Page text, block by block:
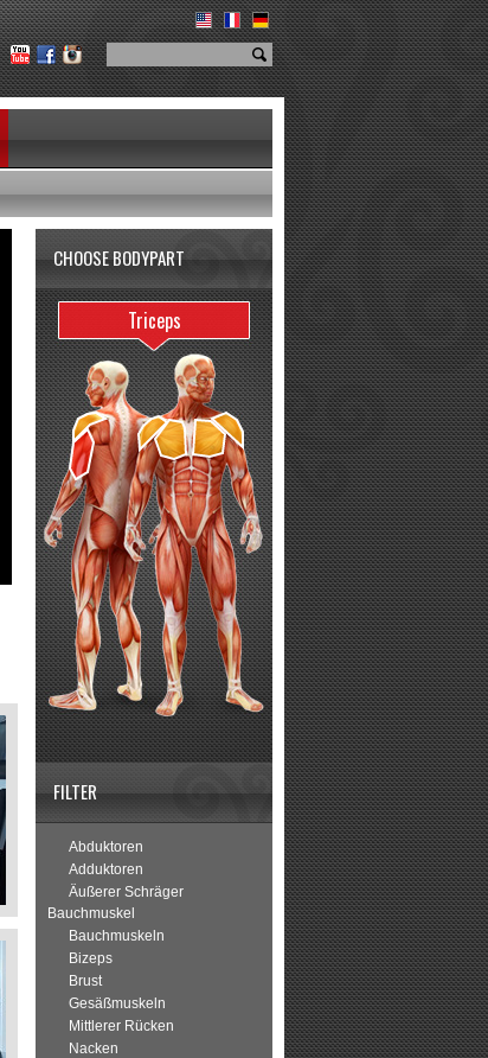
CHOOSE BODYPART
Triceps
FILTER
Abduktoren
Adduktoren
Äußerer Schräger
Bauchmuskel
Bauchmuskeln
Bizeps
Brust
Gesäßmuskeln
Mittlerer Rücken
Nacken